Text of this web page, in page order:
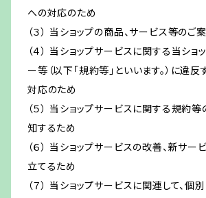
への対応のため
（３） 当ショップの商品、サービス等のご
（４） 当ショップサービスに関する当ショ
ー等（以下「規約等」といいます。）に違
対応のため
（５） 当ショップサービスに関する規約
知するため
（６） 当ショップサービスの改善、新サ
立てるため
（７） 当ショップサービスに関連して、個